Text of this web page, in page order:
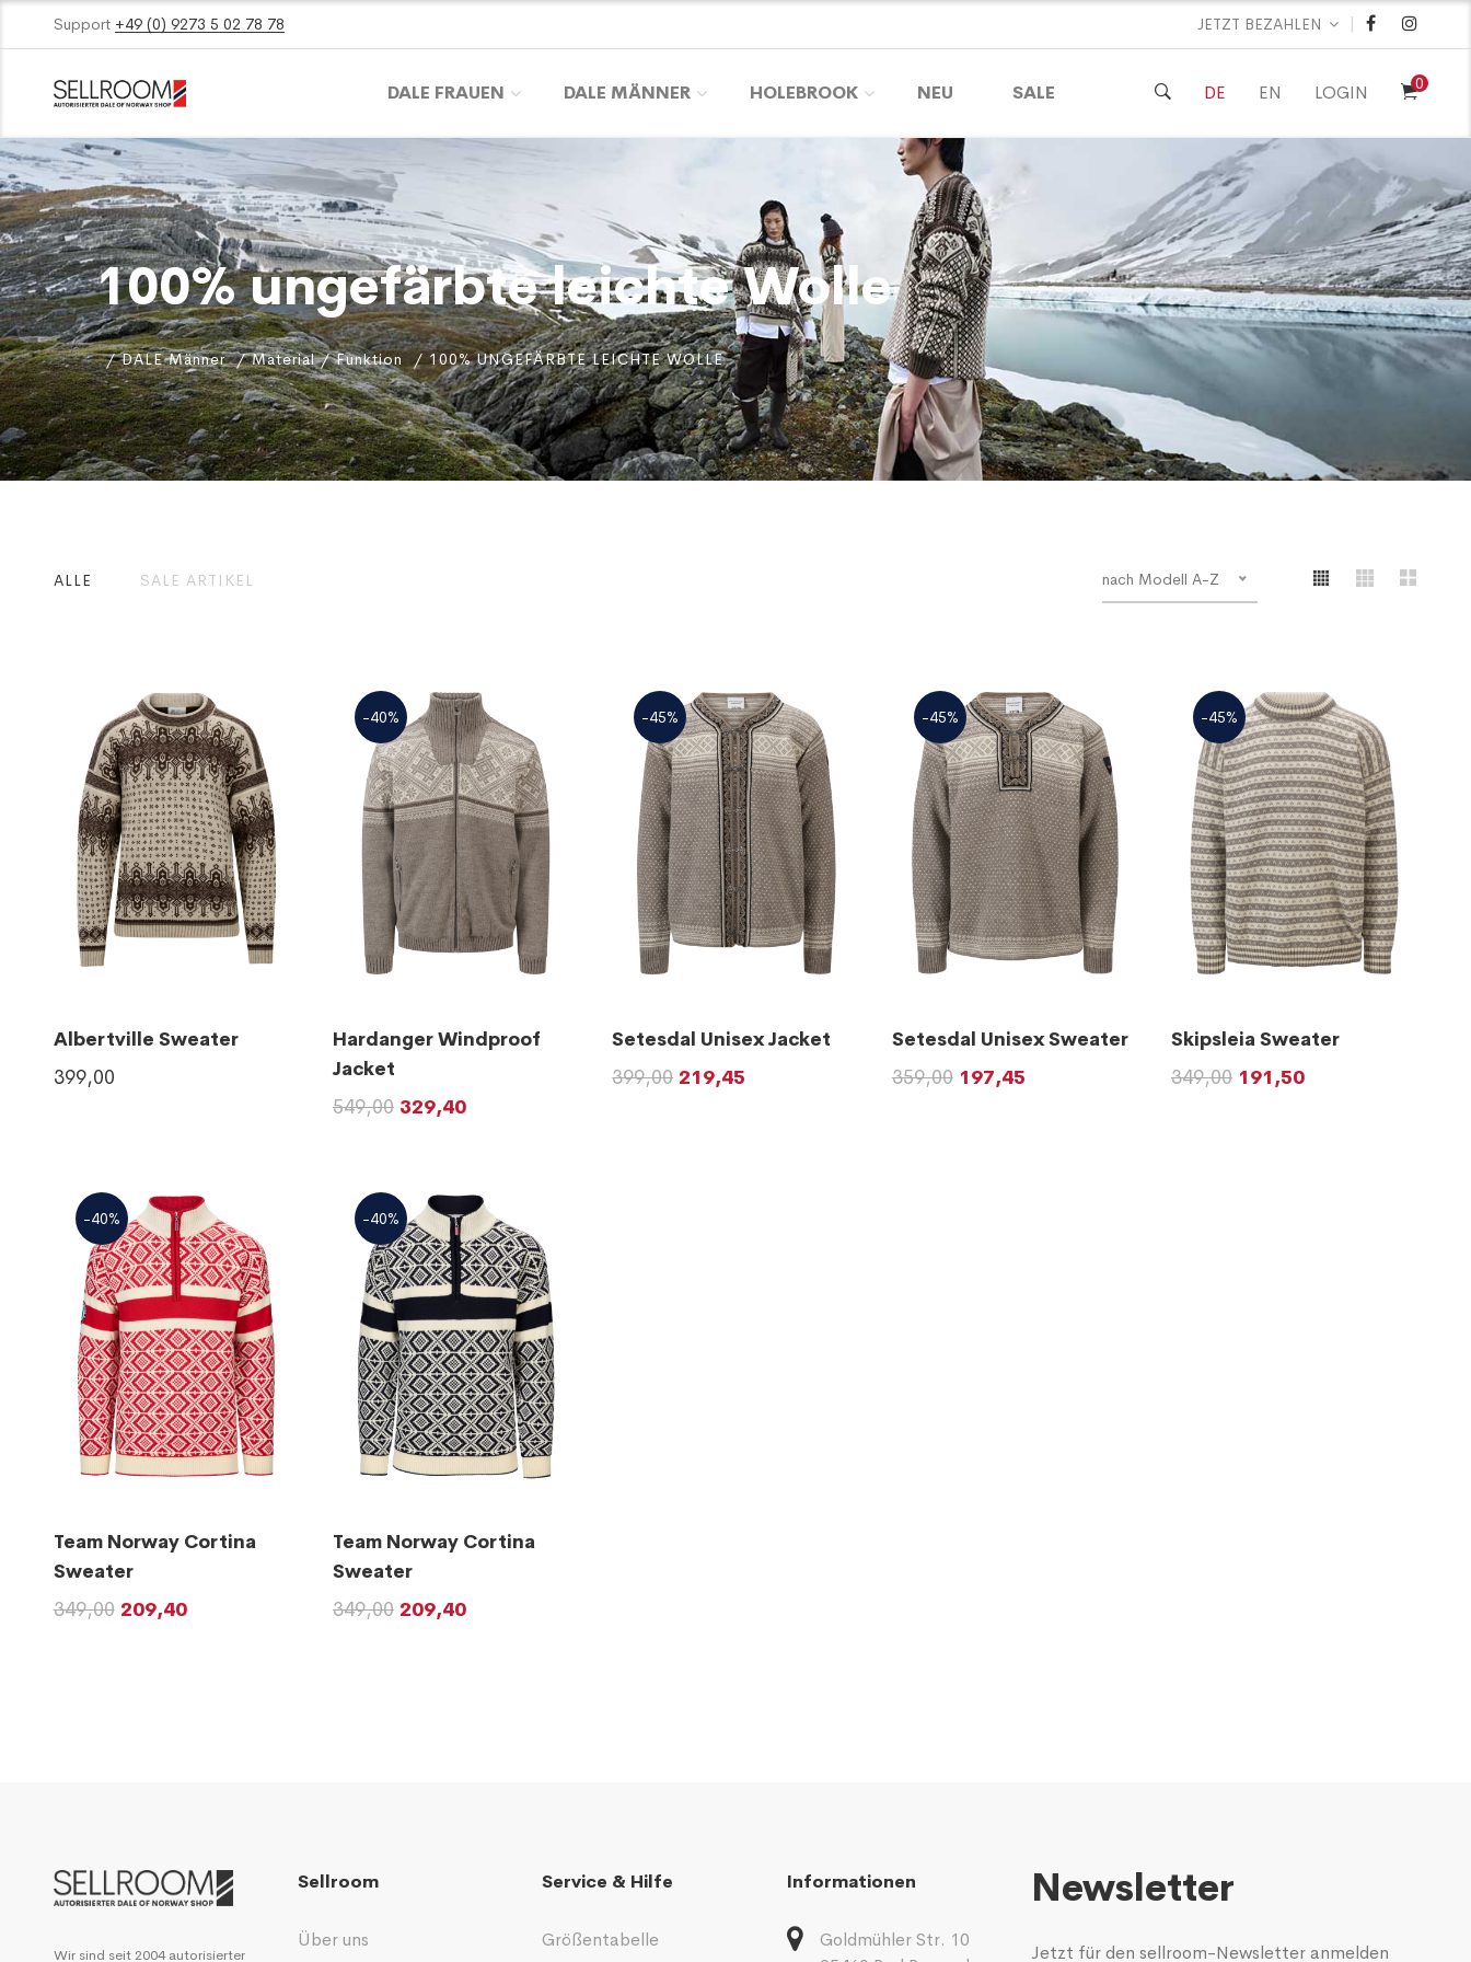
Support +49 (0) 9273 5 02 78 78 JETZT BEZAHLEN |
DALE FRAUEN DALE MÄNNER HOLEBROOK NEU SALE DE EN LOGIN 0
100% ungefärbte leichte Wolle
DALE Männer Material / Funktion 100% UNGEFÄRBTE LEICHTE WOLLE
ALLE SALE ARTIKEL nach Modell A-Z
Albertville Sweater
399,00
-40%
Hardanger Windproof
Jacket
549,00 329,40
-45%
Setesdal Unisex Jacket
399,00 219,45
-45%
Setesdal Unisex Sweater
359,00 197,45
-45%
Skipsleia Sweater
349,00 191,50
-40%
Team Norway Cortina
Sweater
349,00 209,40
-40%
Team Norway Cortina
Sweater
349,00 209,40
Wir sind seit 2004 autorisierter
Sellroom
Über uns
Service & Hilfe
Größentabelle
Informationen
Goldmühler Str. 10
Newsletter
Jetzt für den sellroom-Newsletter anmelden